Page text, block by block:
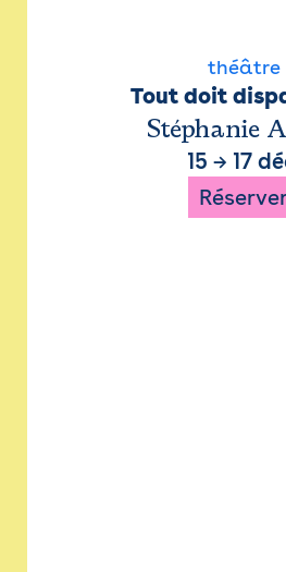
théâtre
Tout doit
Stéphanie
15 → 17